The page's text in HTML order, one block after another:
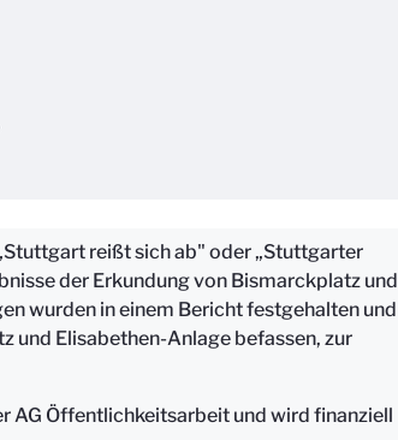
reißt sich ab" oder „Stuttgarter
der Erkundung von Bismarckplatz und
wurden in einem Bericht festgehalten und
und Elisabethen-Anlage befassen, zur
AG Öffentlichkeitsarbeit und wird finanziell